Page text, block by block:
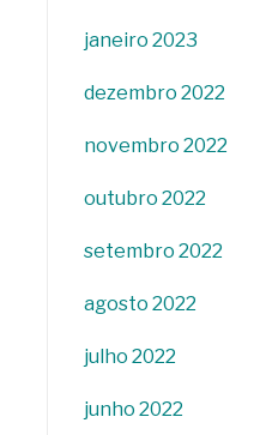
janeiro 2023
dezembro 2022
novembro 2022
outubro 2022
setembro 2022
agosto 2022
julho 2022
junho 2022